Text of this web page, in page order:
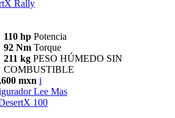
Rally
110 hp Potencia
92 Nm Torque
211 kg PESO HÚMEDO SIN
COMBUSTIBLE
mxn i
Lee Mas
100